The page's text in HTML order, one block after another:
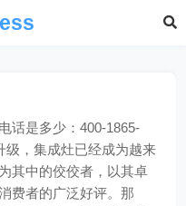
话是多少：400-1865-
级，集成灶已经成为越来
其中的佼佼者，以其卓
费者的广泛好评。那